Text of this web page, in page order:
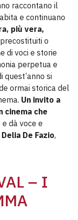
raccontano il
e continuano
più vera,
o
di voci e storie
perpetua e
si
ormai storica del
Un invito a
che
e dà voce e
Delia De Fazio,
– I